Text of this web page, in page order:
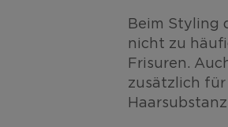
Beim Styling
nicht zu
Frisuren.
zusätzlich